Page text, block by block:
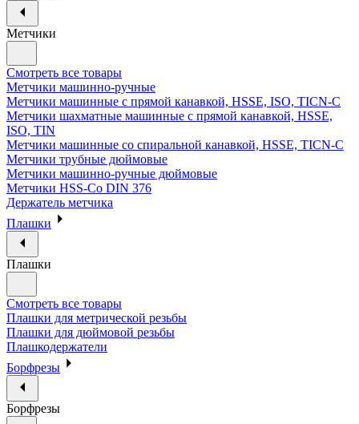
Метчики
Смотреть все товары
Метчики машинно-ручные
Метчики машинные с прямой канавкой, HSSE, ISO, TICN-C
Метчики шахматные машинные с прямой канавкой, HSSE,
ISO, TIN
Метчики машинные со спиральной канавкой, HSSE, TICN-C
Метчики трубные дюймовые
Метчики машинно-ручные дюймовые
Метчики HSS-Co DIN 376
Держатель метчика
Плашки
Плашки
Смотреть все товары
Плашки для метрической резьбы
Плашки для дюймовой резьбы
Плашкодержатели
Борфрезы
Борфрезы